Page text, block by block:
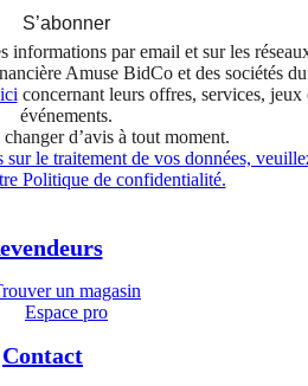
S’abonner
informations par email et sur les
Amuse BidCo et des sociétés du
ici concernant leurs offres, services, jeux
événements.
d’avis à tout moment.
le traitement de vos données,
Politique de confidentialité.
un magasin
Espace pro
Contact